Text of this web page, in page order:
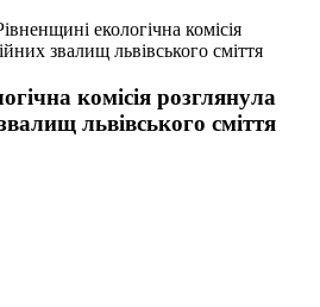
екологічна комісія
звалищ львівського сміття
комісія розглянула
львівського сміття